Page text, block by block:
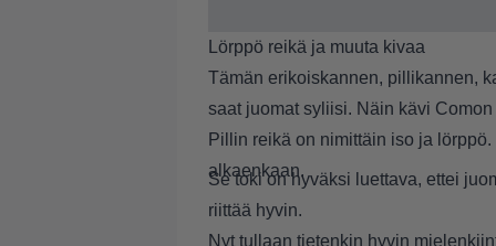
Lörppö reikä ja muuta kivaa
Tämän erikoiskannen, pillikannen,
saat juomat syliisi. Näin kävi
Pillin reikä on nimittäin iso ja
alkaenkaan.
Se toki on hyväksi luettava, ettei
riittää hyvin.
Nyt tullaan tietenkin hyvin